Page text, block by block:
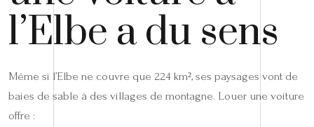
l’Elbe a du sens
Même si l’Elbe ne couvre que 224 km², ses paysages vont de
baies de sable à des villages de montagne. Louer une voiture
offre :